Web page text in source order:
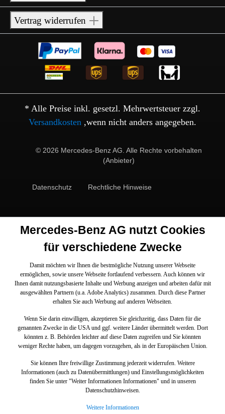
Vertrag widerrufen
* Alle Preise inkl. gesetzl. Mehrwertsteuer zzgl.
Versandkosten ,wenn nicht anders angegeben.
© 2026 Mercedes-Benz AG. Alle Rechte vorbehalten
(Anbieter)
Datenschutz Rechtliche Hinweise
Mercedes-Benz AG nutzt Cookies
für verschiedene Zwecke
Damit möchten wir Ihnen die bestmögliche Nutzung unserer Webseite
ermöglichen, sowie unsere Webseite fortlaufend verbessern. Auch können wir
Ihnen damit nutzungsbasierte Inhalte und Werbung anzeigen und arbeiten dafür mit
ausgewählten Partnern (u.a. Adobe Analytics) zusammen. Durch diese Partner
erhalten Sie auch Werbung auf anderen Webseiten.
Wenn Sie darin einwilligen, akzeptieren Sie gleichzeitig, dass Daten für die
genannten Zwecke in die USA und ggf. weitere Länder übermittelt werden. Dort
könnten z. B. Behörden leichter auf diese Daten zugreifen und Sie könnten
weniger Rechte haben, um dagegen vorzugehen, als in der Europäischen Union.
Sie können Ihre freiwillige Zustimmung jederzeit widerrufen. Weitere
Informationen (auch zu Datenübermittlungen) und Einstellungsmöglichkeiten
finden Sie unter "Weiter Informationen Informationen" und in unseren
Datenschutzhinweisen.
Weitere Informationen